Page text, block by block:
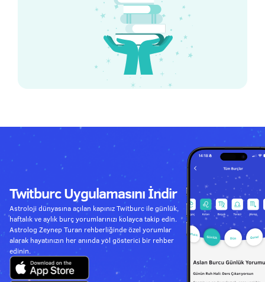
Twitburc Uygulamasını İndir
Astroloji dünyasına açılan kapınız Twitburc ile günlük,
haftalık ve aylık burç yorumlarınızı kolayca takip edin.
Astrolog Zeynep Turan rehberliğinde özel yorumlar
alarak hayatınızın her anında yol gösterici bir rehber
edinin.